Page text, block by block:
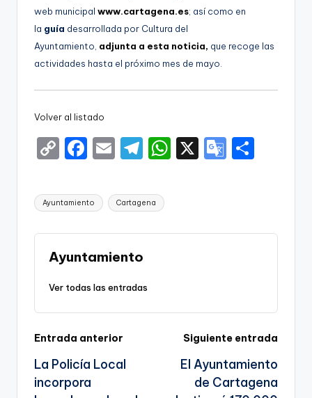
web municipal www.cartagena.es; así como en
la guía desarrollada por Cultura del
Ayuntamiento, adjunta a esta noticia, que recoge las
actividades hasta el próximo mes de mayo.
Volver al listado
C
p
y
Li
n
k
F
c
e
b
o
o
E
ai
l
T
e
gr
a
W
A
X
G
e
a
te
Etiquetas:
Ayuntamiento Cartagena
Ayuntamiento
Ver todas las entradas
Navegación
de
Entrada anterior
La Policía Local
incorpora
Siguiente entrada
El Ayuntamiento
de Cartagena